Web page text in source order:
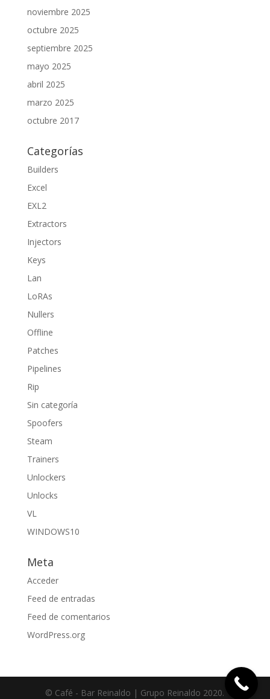
noviembre 2025
octubre 2025
septiembre 2025
mayo 2025
abril 2025
marzo 2025
octubre 2017
Categorías
Builders
Excel
EXL2
Extractors
Injectors
Keys
Lan
LoRAs
Nullers
Offline
Patches
Pipelines
Rip
Sin categoría
Spoofers
Steam
Trainers
Unlockers
Unlocks
VL
WINDOWS10
Meta
Acceder
Feed de entradas
Feed de comentarios
WordPress.org
© Café - Bar Reinaldo | Grupo Reinaldo 2020.